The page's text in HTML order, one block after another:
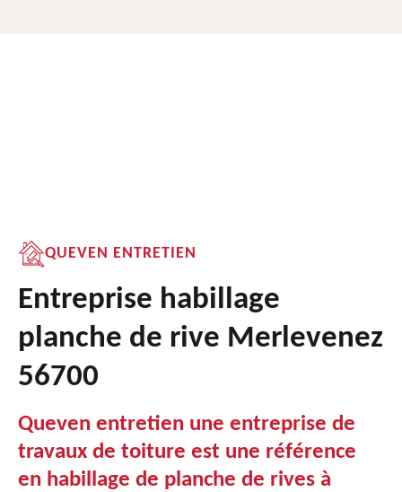
QUEVEN ENTRETIEN
Entreprise habillage
planche de rive Merlevenez
56700
Queven entretien une entreprise de
travaux de toiture est une référence
en habillage de planche de rives à